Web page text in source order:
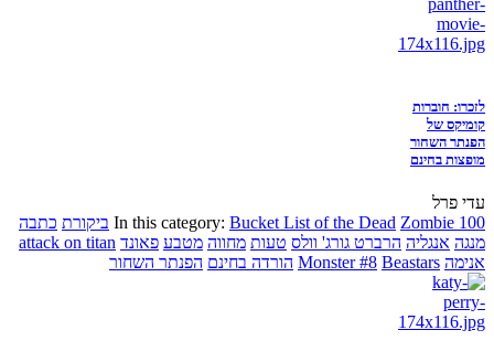
לזכרו: חוברות
קומיקס של
הפנתר השחור
מופצות בחינם
עדי פרל
In this category: Bucket List of the Dead Zombie 100 ביקורת כתבה
מנגה אנגליה הרברט גורג' וולס טעות מחווה מטבע פאונד attack on titan
אנימה
Monster #8 Beastars הורדה בחינם הפנתר השחור